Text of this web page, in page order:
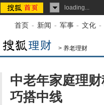
loading...
首页 - 新闻 - 军事 - 文化 -
> 养老理财
中老年家庭理
巧搭中线